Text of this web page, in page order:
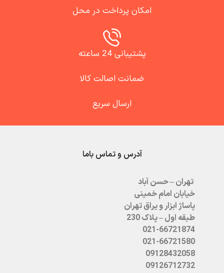
امکان پرداخت در محل
پشتیبانی 24 ساعته
ضمانت اصالت کالا
ارسال سریع
آدرس و تماس باما
تهران – حسن آباد
خیابان امام خمینی
پاساژ ابزار و یراق تهران
طبقه اول – پلاک 230
021-66721874
021-66721580
09128432058
09126712732